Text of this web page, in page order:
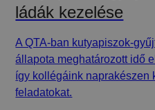
ládák kezelése
A QTA-ban kutyapiszok-
állapota meghatározott idő
így kollégáink naprakészen
feladatokat.